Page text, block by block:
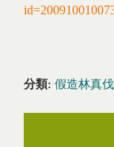
分類: 假造林真